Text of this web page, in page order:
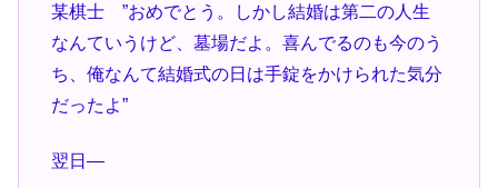
某棋士 ”おめでとう。しかし結婚は第二の人生
なんていうけど、墓場だよ。喜んでるのも今のう
ち、俺なんて結婚式の日は手錠をかけられた気分
だったよ”
翌日―